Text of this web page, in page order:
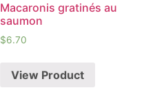
Macaronis gratinés au
saumon
$6.70
View Product